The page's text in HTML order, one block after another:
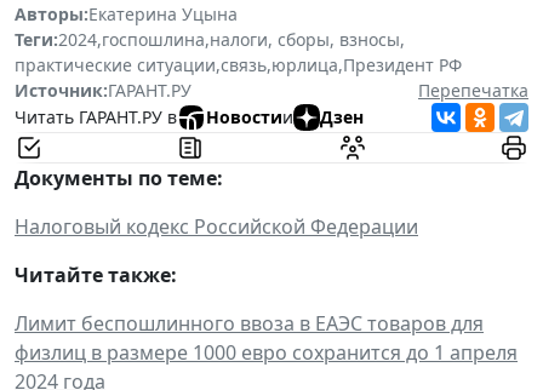
Авторы:Екатерина Уцына
Теги:2024,госпошлина,налоги, сборы, взносы,
практические ситуации,связь,юрлица,Президент РФ
Источник:ГАРАНТ.РУ
Перепечатка
Читать ГАРАНТ.РУ в
Новостии Дзен
Документы по теме:
Налоговый кодекс Российской Федерации
Читайте также:
Лимит беспошлинного ввоза в ЕАЭС товаров для
физлиц в размере 1000 евро сохранится до 1 апреля
2024 года